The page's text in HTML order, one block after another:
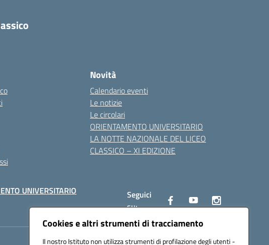
Cookies e altri strumenti di tracciamento
Il nostro Istituto non utilizza strumenti di profilazione degli utenti -
Novità
Calendario eventi
Le notizie
Le circolari
ORIENTAMENTO UNIVERSITARIO
LA NOTTE NAZIONALE DEL LICEO
CLASSICO – XI EDIZIONE
UNIVERSITARIO
Seguici
su: